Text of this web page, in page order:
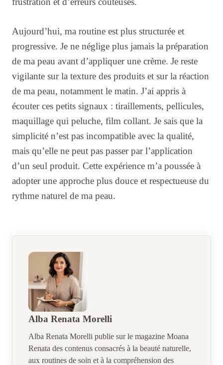
Aujourd’hui, ma routine est plus structurée et
progressive. Je ne néglige plus jamais la préparation
de ma peau avant d’appliquer une crème. Je reste
vigilante sur la texture des produits et sur la réaction
de ma peau, notamment le matin. J’ai appris à
écouter ces petits signaux : tiraillements, pellicules,
maquillage qui peluche, film collant. Je sais que la
simplicité n’est pas incompatible avec la qualité,
mais qu’elle ne peut pas passer par l’application
d’un seul produit. Cette expérience m’a poussée à
adopter une approche plus douce et respectueuse du
rythme naturel de ma peau.
Alba Renata Morelli
Alba Renata Morelli publie sur le magazine Moana
Renata des contenus consacrés à la beauté naturelle,
aux routines de soin et à la compréhension des